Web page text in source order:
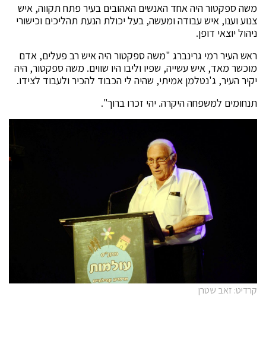
משה ספקטור היה אחד האנשים האהובים בעיר פתח תקווה, איש
צנוע וענו, איש עבודה ומעשה, בעל יכולת הנעת תהליכים וכישורי
ניהול יוצאי דופן.
ראש העיר רמי גרינברג "משה ספקטור היה איש רב פעלים, אדם
מוכשר מאד, איש עשייה, שפיו וליבו היו שווים. משה ספקטור, היה
יקיר העיר, ג'נטלמן אמיתי, שהיה לי הכבוד להכיר ולעבוד לצידו.
תנחומים למשפחה היקרה. יהי זכרו ברוך".
קרדיט: זאב שטרן